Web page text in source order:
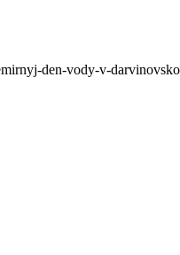
den-vody-v-